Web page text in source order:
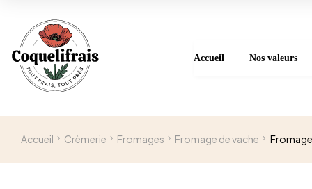
Accueil Nos valeurs
Accueil Crèmerie Fromages Fromage de vache